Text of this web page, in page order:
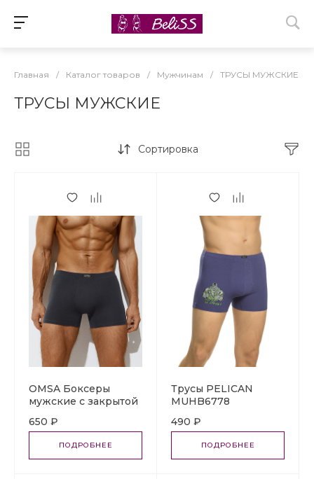
Главная / Каталог товаров / Мужчинам / ТРУСЫ МУЖСКИЕ
ТРУСЫ МУЖСКИЕ
Сортировка
OMSA Боксеры
мужские с закрытой
650 ₽
ПОДРОБНЕЕ
Трусы PELICAN
MUHB6778
490 ₽
ПОДРОБНЕЕ